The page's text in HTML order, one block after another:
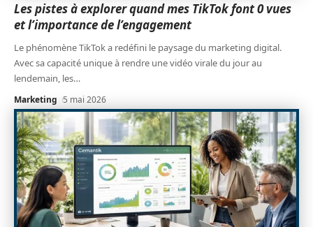
Les pistes à explorer quand mes TikTok font 0 vues
et l’importance de l’engagement
Le phénomène TikTok a redéfini le paysage du marketing digital.
Avec sa capacité unique à rendre une vidéo virale du jour au
lendemain, les…
Marketing 5 mai 2026